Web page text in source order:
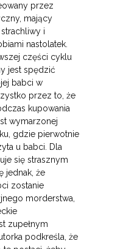
przez
mający
i
nastolatek.
części cyklu
jest spędzić
babci w
przez to, że
kupowania
wymarzonej
gdzie pierwotnie
u babci. Dla
się strasznym
jednak, że
zostanie
morderstwa,
zupełnym
podkreśla, że